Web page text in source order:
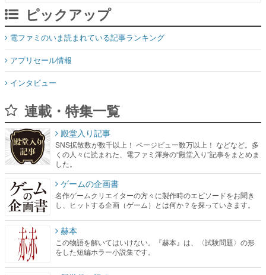
ピックアップ
電ファミのいま読まれている記事ランキング
アプリセール情報
インタビュー
連載・特集一覧
殿堂入り記事
SNS拡散数が数千以上！ ページビュー数万以上！ などなど。多
くの人々に読まれた、電ファミ渾身の“殿堂入り”記事をまとめま
した。
ゲームの企画書
名作ゲームクリエイターの方々に製作時のエピソードをお聞き
し、ヒットする企画（ゲーム）とは何か？を探っていきます。
赫本
この物語を解いてはいけない。『赫本』は、〈試験問題〉の形
をした短編ホラー小説集です。